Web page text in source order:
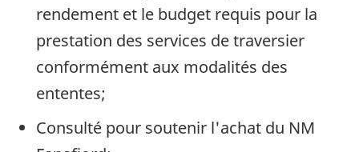
rendement et le budget requis pour la
prestation des services de traversier
conformément aux modalités des
ententes;
Consulté pour soutenir l'achat du NM